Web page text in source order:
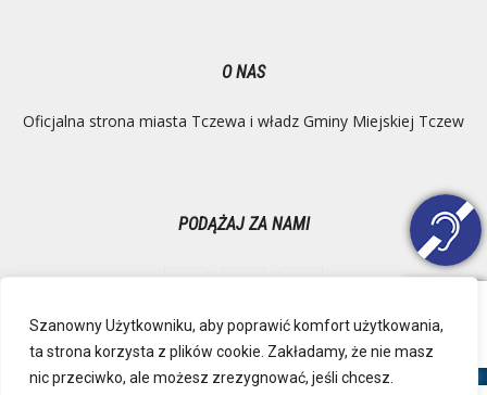
Szanowny Użytkowniku, aby poprawić komfort użytkowania,
ta strona korzysta z plików cookie. Zakładamy, że nie masz
nic przeciwko, ale możesz zrezygnować, jeśli chcesz.
O NAS
Oficjalna strona miasta Tczewa i władz Gminy Miejskiej Tczew
PODĄŻAJ ZA NAMI
Ochrona danych osobowych
Inspektor Danych Osobowych
Polityka Prywatności
Deklaracja dostępności